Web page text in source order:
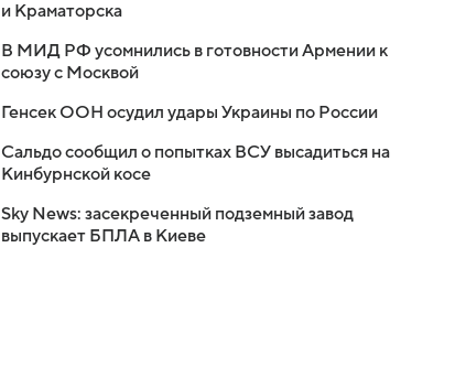
и Краматорска
В МИД РФ усомнились в готовности Армении к
союзу с Москвой
Генсек ООН осудил удары Украины по России
Сальдо сообщил о попытках ВСУ высадиться на
Кинбурнской косе
Sky News: засекреченный подземный завод
выпускает БПЛА в Киеве